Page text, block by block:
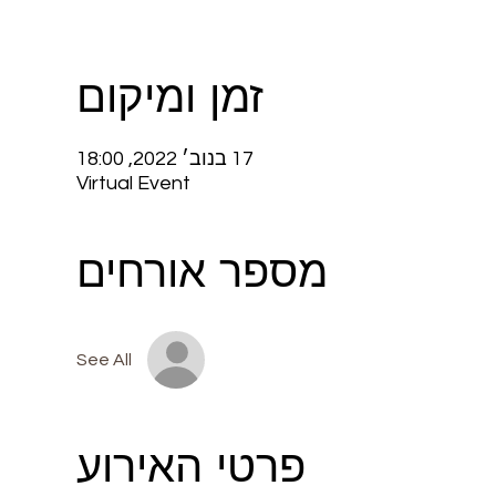
זמן ומיקום
17 בנוב׳ 2022, 18:00
Virtual Event
מספר אורחים
See All
פרטי האירוע